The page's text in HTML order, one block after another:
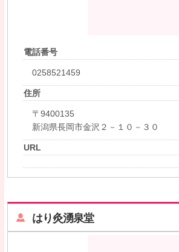
電話番号
0258521459
住所
〒9400135
新潟県長岡市金沢２－１０－３０
URL
はり灸湧泉堂